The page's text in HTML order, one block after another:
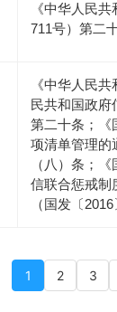
《中华人民
711号）第二
《中华人民
民共和国政府
第二十条；《
项清单管理的
（八）条；
信联合惩戒制
（国发〔
1 2 3